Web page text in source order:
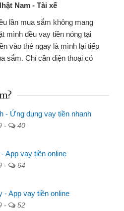
nhiều lúc
đến website
đã giải
- Ứng dụng vay tiền nhanh
- 40
App vay tiền online
- 64
- App vay tiền online
- 52